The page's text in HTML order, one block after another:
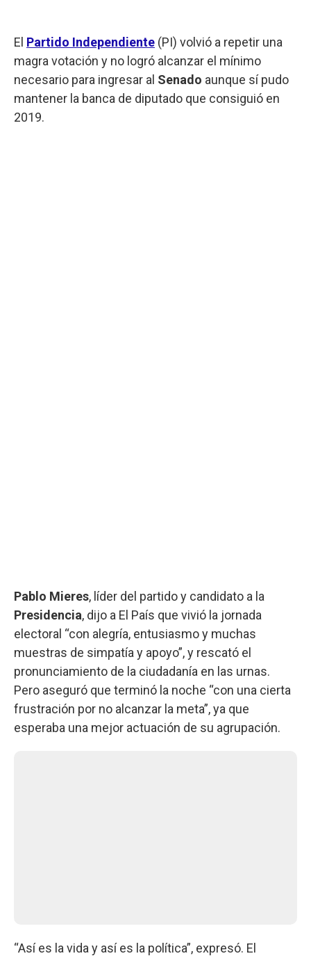
El Partido Independiente (PI) volvió a repetir una
magra votación y no logró alcanzar el mínimo
necesario para ingresar al Senado aunque sí pudo
mantener la banca de diputado que consiguió en
2019.
Pablo Mieres, líder del partido y candidato a la
Presidencia, dijo a El País que vivió la jornada
electoral “con alegría, entusiasmo y muchas
muestras de simpatía y apoyo”, y rescató el
pronunciamiento de la ciudadanía en las urnas.
Pero aseguró que terminó la noche “con una cierta
frustración por no alcanzar la meta”, ya que
esperaba una mejor actuación de su agrupación.
“Así es la vida y así es la política”, expresó. El